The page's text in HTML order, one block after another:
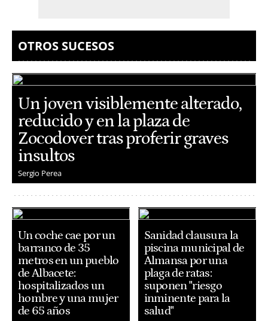
OTROS SUCESOS
Un joven visiblemente alterado,
reducido y en la plaza de
Zocodover tras proferir graves
insultos
Sergio Perea
Un coche cae por un
barranco de 35
metros en un pueblo
de Albacete:
hospitalizados un
hombre y una mujer
de 65 años
Sanidad clausura la
piscina municipal de
Almansa por una
plaga de ratas:
suponen "riesgo
inminente para la
salud"